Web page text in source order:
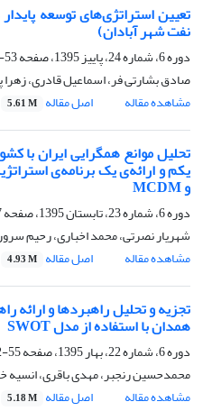
تعیین استراتژی‌های توسعه
نفت شهر آبادان)
دوره 6، شماره 24، پاییز 1395، صفحه
53-67
صادق بشارتی فر، اسماعیل قادری،
مشاهده مقاله
اصل مقاله 5.61 M
تحلیل موانع همگرایی ایران با
و MCDM
دوره 6، شماره 23، تابستان 1395، صفحه
شهریار نصرتی، محمد اخباری، رحیم
مشاهده مقاله
اصل مقاله 4.93 M
تجزیه و تحلیل راهبردها و
همدان با استفاده از مدل SWOT
دوره 6، شماره 22، بهار 1395، صفحه
55-72
محمدحسین رنجبر، مهدی باقری، انسیه
مشاهده مقاله
اصل مقاله 5.18 M